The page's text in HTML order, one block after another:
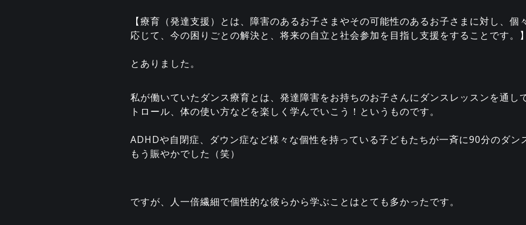
【療育（発達支援）とは、障害のあるお子さまやその可能性のあるお子さまに対し、
応じて、今の困りごとの解決と、将来の自立と社会参加を目指し支援をすることです。
とありました。
私が働いていたダンス療育とは、発達障害をお持ちのお子さんにダンスレッスンを通し
トロール、体の使い方などを楽しく学んでいこう！というものです。
ADHDや自閉症、ダウン症など様々な個性を持っている子どもたちが一斉に90分のダン
もう賑やかでした（笑）
ですが、人一倍繊細で個性的な彼らから学ぶことはとても多かったです。